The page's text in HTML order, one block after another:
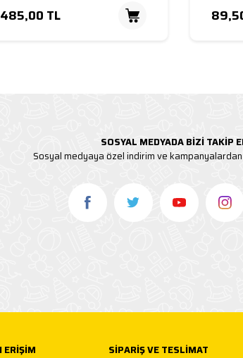
Ekle
485,00 TL Sepete Ekle
SOSYAL MEDYADA BİZİ TAKİP
Sosyal medyaya özel indirim ve
ERIŞIM
SIPARIŞ VE TESLIMAT